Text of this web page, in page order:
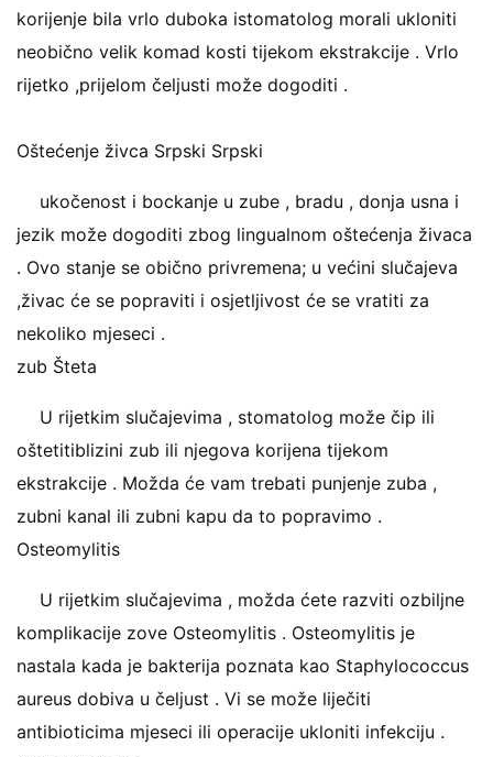
korijenje bila vrlo duboka istomatolog morali ukloniti
neobično velik komad kosti tijekom ekstrakcije . Vrlo
rijetko ,prijelom čeljusti može dogoditi .
Oštećenje živca Srpski Srpski
ukočenost i bockanje u zube , bradu , donja usna i
jezik može dogoditi zbog lingualnom oštećenja živaca
. Ovo stanje se obično privremena; u većini slučajeva
,živac će se popraviti i osjetljivost će se vratiti za
nekoliko mjeseci .
zub Šteta
U rijetkim slučajevima , stomatolog može čip ili
oštetitiblizini zub ili njegova korijena tijekom
ekstrakcije . Možda će vam trebati punjenje zuba ,
zubni kanal ili zubni kapu da to popravimo .
Osteomylitis
U rijetkim slučajevima , možda ćete razviti ozbiljne
komplikacije zove Osteomylitis . Osteomylitis je
nastala kada je bakterija poznata kao Staphylococcus
aureus dobiva u čeljust . Vi se može liječiti
antibioticima mjeseci ili operacije ukloniti infekciju .